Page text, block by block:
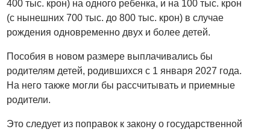
400 тыс. крон) на одного ребенка, и на 100 тыс. крон
(с нынешних 700 тыс. до 800 тыс. крон) в случае
рождения одновременно двух и более детей.
Пособия в новом размере выплачивались бы
родителям детей, родившихся с 1 января 2027 года.
На него также могли бы рассчитывать и приемные
родители.
Это следует из поправок к закону о государственной